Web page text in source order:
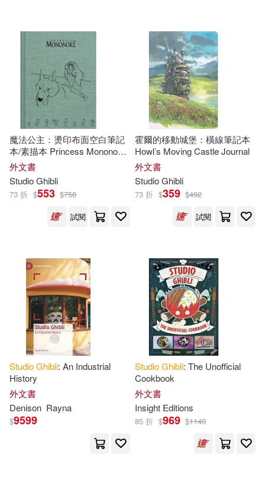
魔法公主：燙印布面空白筆記
本/素描本 Princess Mononoke
Sketchbook
外文書
StudioGhibli
73 折 $553 $758
試閱
霍爾的移動城堡：橫線筆記本
Howl’s Moving Castle Journal
外文書
StudioGhibli
73 折 $359 $492
試閱
StudioGhibli: An Industrial
History
外文書
Denison Rayna
$9599
StudioGhibli: The Unofficial
Cookbook
外文書
Insight Editions
85 折 $969 $1140